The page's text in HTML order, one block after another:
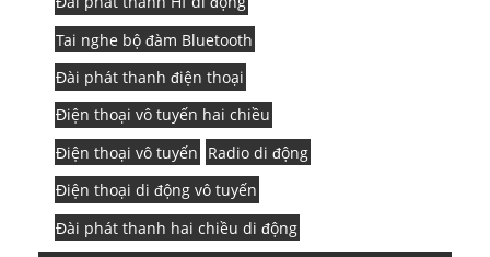
Tai nghe bộ đàm Bluetooth
Đài phát thanh điện thoại
Điện thoại vô tuyến hai chiều
Điện thoại vô tuyến Radio di động
Điện thoại di động vô tuyến
Đài phát thanh hai chiều di động